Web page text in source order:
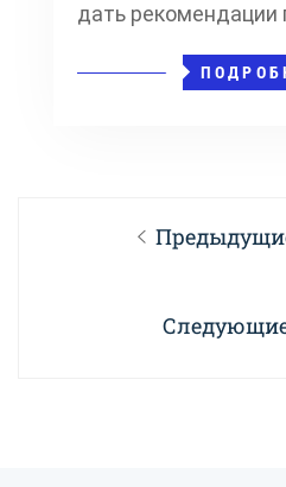
дать рекомендации